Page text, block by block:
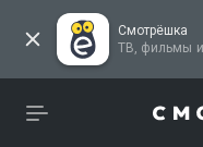
Смотрёшка